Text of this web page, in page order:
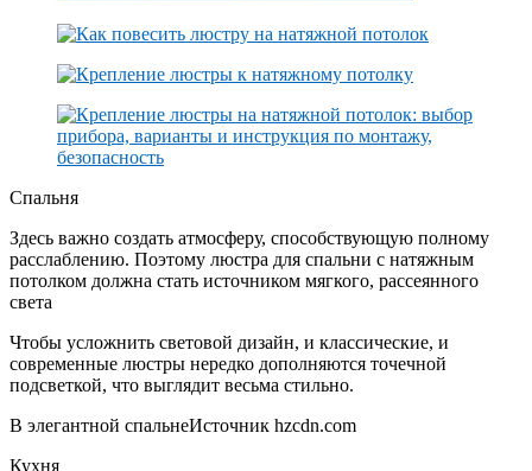
Спальня
Здесь важно создать атмосферу, способствующую полному
расслаблению. Поэтому люстра для спальни с натяжным
потолком должна стать источником мягкого, рассеянного
света
Чтобы усложнить световой дизайн, и классические, и
современные люстры нередко дополняются точечной
подсветкой, что выглядит весьма стильно.
В элегантной спальнеИсточник hzcdn.com
Кухня